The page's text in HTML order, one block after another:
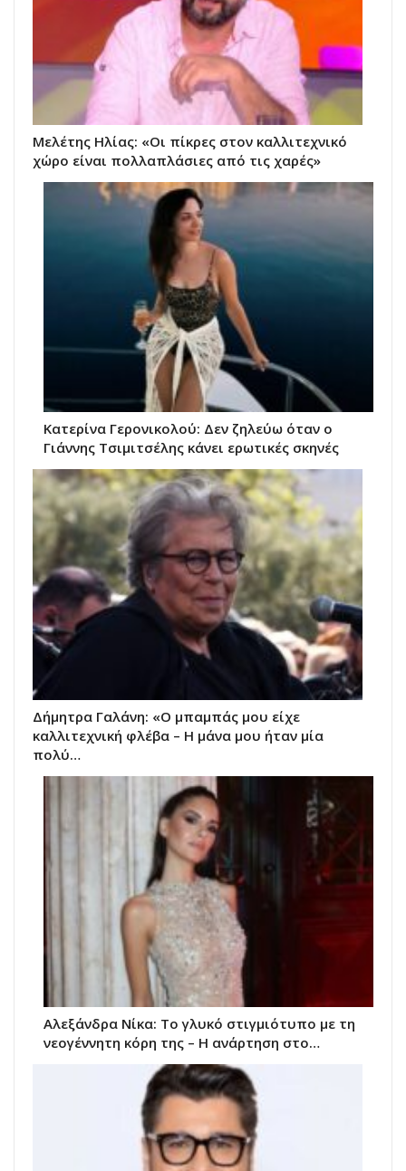
Μελέτης Ηλίας: «Οι πίκρες στον καλλιτεχνικό
χώρο είναι πολλαπλάσιες από τις χαρές»
Κατερίνα Γερονικολού: Δεν ζηλεύω όταν ο
Γιάννης Τσιμιτσέλης κάνει ερωτικές σκηνές
Δήμητρα Γαλάνη: «Ο μπαμπάς μου είχε
καλλιτεχνική φλέβα – Η μάνα μου ήταν μία
πολύ…
Αλεξάνδρα Νίκα: Το γλυκό στιγμιότυπο με τη
νεογέννητη κόρη της – Η ανάρτηση στο…